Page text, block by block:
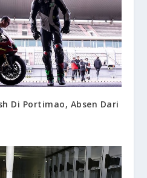
Di Portimao, Absen Dari